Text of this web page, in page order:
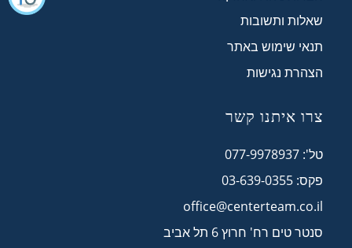
שאלות ותשובות
תנאי שימוש באתר
הצהרת נגישות
צרו איתנו קשר
טל': 077-9978937
פקס: 03-639-0355
office@centerteam.co.il
סנטר טים רח' חרוץ 6 תל אביב